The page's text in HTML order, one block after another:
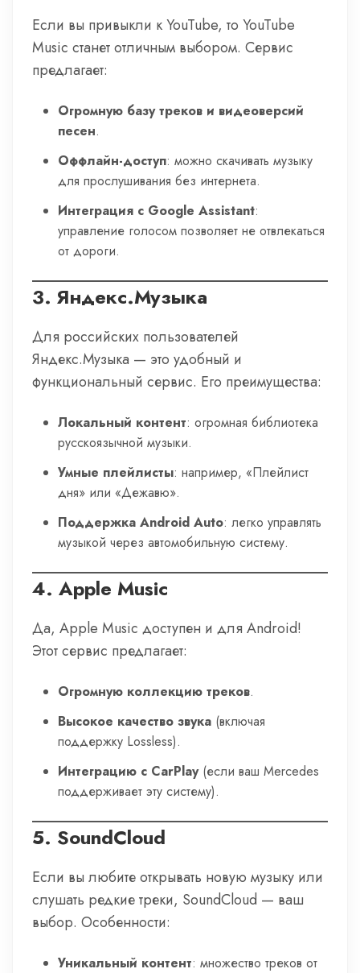
Если вы привыкли к YouTube, то YouTube
Music станет отличным выбором. Сервис
предлагает:
Огромную базу треков и видеоверсий
песен.
Оффлайн-доступ: можно скачивать музыку
для прослушивания без интернета.
Интеграция с Google Assistant:
управление голосом позволяет не отвлекаться
от дороги.
3. Яндекс.Музыка
Для российских пользователей
Яндекс.Музыка — это удобный и
функциональный сервис. Его преимущества:
Локальный контент: огромная библиотека
русскоязычной музыки.
Умные плейлисты: например, «Плейлист
дня» или «Дежавю».
Поддержка Android Auto: легко управлять
музыкой через автомобильную систему.
4. Apple Music
Да, Apple Music доступен и для Android!
Этот сервис предлагает:
Огромную коллекцию треков.
Высокое качество звука (включая
поддержку Lossless).
Интеграцию с CarPlay(если ваш Mercedes
поддерживает эту систему).
5. SoundCloud
Если вы любите открывать новую музыку или
слушать редкие треки, SoundCloud — ваш
выбор. Особенности:
Уникальный контент: множество треков от